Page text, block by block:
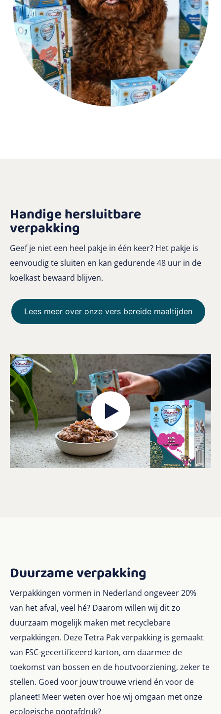
Handige hersluitbare
verpakking
Geef je niet een heel pakje in één keer? Het pakje is
eenvoudig te sluiten en kan gedurende 48 uur in de
koelkast bewaard blijven.
Lees meer over onze vers bereide maaltijden
Duurzame verpakking
Verpakkingen vormen in Nederland ongeveer 20%
van het afval, veel hé? Daarom willen wij dit zo
duurzaam mogelijk maken met recyclebare
verpakkingen. Deze Tetra Pak verpakking is gemaakt
van FSC-gecertificeerd karton, om daarmee de
toekomst van bossen en de houtvoorziening, zeker te
stellen. Goed voor jouw trouwe vriend én voor de
planeet! Meer weten over hoe wij omgaan met onze
ecologische pootafdruk?